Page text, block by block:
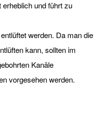
und führt zu
werden. Da man die
kann, sollten im
Kanäle
vorgesehen werden.